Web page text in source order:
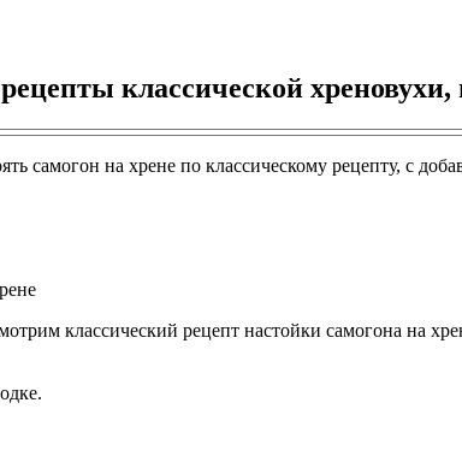
классической
самогон на хрене по классическому рецепту, с
классический рецепт настойки самогона на